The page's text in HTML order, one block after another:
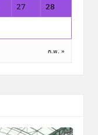
27
28
ก.พ. »